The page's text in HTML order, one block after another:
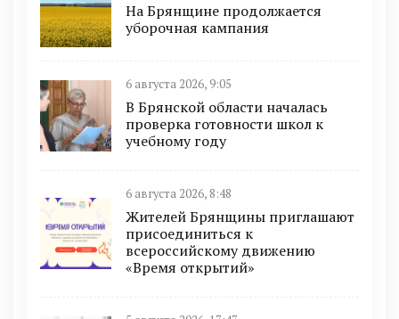
На Брянщине продолжается
уборочная кампания
6 августа 2026, 9:05
В Брянской области началась
проверка готовности школ к
учебному году
6 августа 2026, 8:48
Жителей Брянщины приглашают
присоединиться к
всероссийскому движению
«Время открытий»